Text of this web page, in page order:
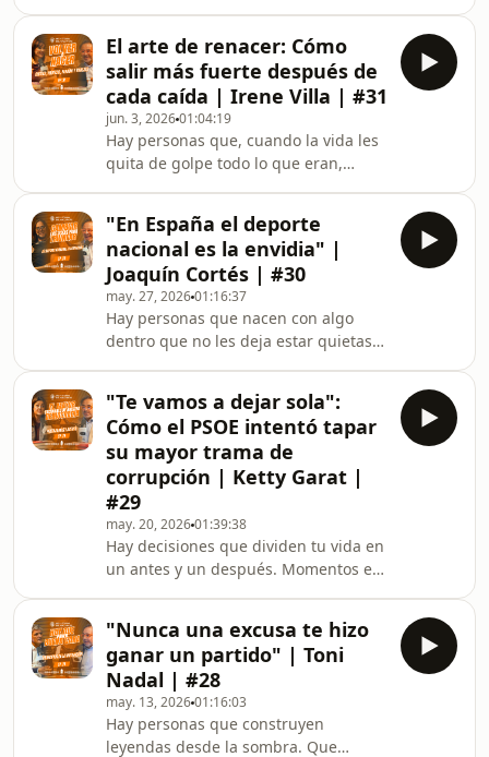
tu p
poco a poco, se vuelven familia.
Durante décadas, una de esas voces
nos contó el mundo, intentando
hacerlo con rigor, con calma y con un
respeto que hoy escasea. Detrás del
hombre que tantas noches nos miró a
los ojos a través de una pantalla hay
un niño
El arte de renacer: Cómo
salir más fuerte después de
cada caída | Irene Villa | #31
jun. 3, 202601:04:19
Hay personas que, cuando la vida les
quita de golpe todo lo que eran,
como haga falta. Y lo hacen
sonriendo, como si cada caída no
fuera más que el impulso necesario
para llegar todavía más alto. Irene
Villa es una de ellas. Siendo una niña,
el mundo la empujó al borde de un
abismo, y ella decidió que el dolor no
iba a tener la últi
"En España el deporte
nacional es la envidia" |
Joaquín Cortés | #30
may. 27, 202601:16:37
Hay personas que nacen con algo
dentro que no les deja estar quietas.
que nadie les pidió cruzar. Y hay
momentos en la vida en los que todo
ese fuego interior choca contra un
mundo que no entiende lo que estás
haciendo, que prefiere destruirte
antes que reconocerte. Esta
conversación va de eso: de lo que
cuesta seguir bailando
"Te vamos a dejar sola":
Cómo el PSOE intentó tapar
su mayor trama de
corrupción | Ketty Garat |
#29
may. 20, 202601:39:38
Hay decisiones que dividen tu vida en
un antes y un después. Momentos en
pero también destruirte. Y sin
embargo, algo dentro de ti te dice
que callar sería traicionar todo
aquello en lo que crees. Esta es la
historia de una mujer que eligió la
verdad cuando todo su mundo le
"Nunca una excusa te hizo
ganar un partido" | Toni
Nadal | #28
may. 13, 202601:16:03
Hay personas que construyen
leyendas desde la sombra. Que